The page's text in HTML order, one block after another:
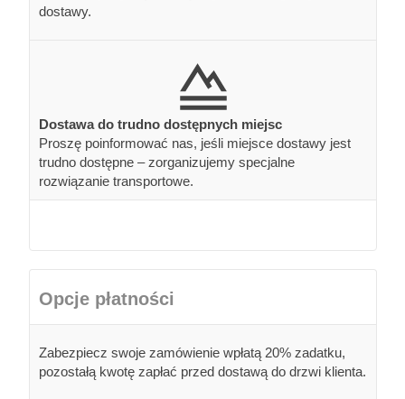
dostawy.
Dostawa do trudno dostępnych miejsc
Proszę poinformować nas, jeśli miejsce dostawy jest
trudno dostępne – zorganizujemy specjalne
rozwiązanie transportowe.
Opcje płatności
Zabezpiecz swoje zamówienie wpłatą 20% zadatku,
pozostałą kwotę zapłać przed dostawą do drzwi klienta.